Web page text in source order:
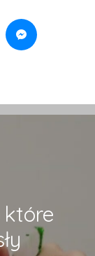
które